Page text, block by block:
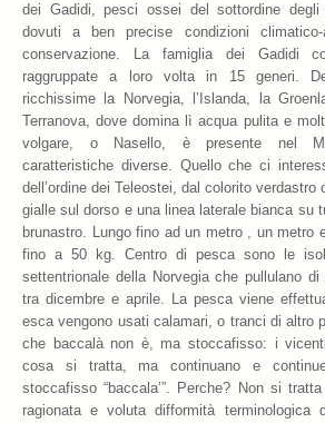
Contatti
dei Gadidi, pesci ossei del sottordine degli
dovuti a ben precise condizioni
conservazione. La famiglia dei Gadidi
raggruppate a loro volta in 15 generi.
ricchissime la Norvegia, l’Islanda, la
Terranova, dove domina lì acqua pulita e
volgare, o Nasello, è presente nel
caratteristiche diverse. Quello che ci
dell’ordine dei Teleostei, dal colorito
gialle sul dorso e una linea laterale bianca su
brunastro. Lungo fino ad un metro , un metro
fino a 50 kg. Centro di pesca sono le
settentrionale della Norvegia che pullulano
tra dicembre e aprile. La pesca viene
esca vengono usati calamari, o tranci di altro
che baccalà non è, ma stoccafisso: i
cosa si tratta, ma continuano e
stoccafisso “baccala’”. Perche? Non si
ragionata e voluta difformità terminologica